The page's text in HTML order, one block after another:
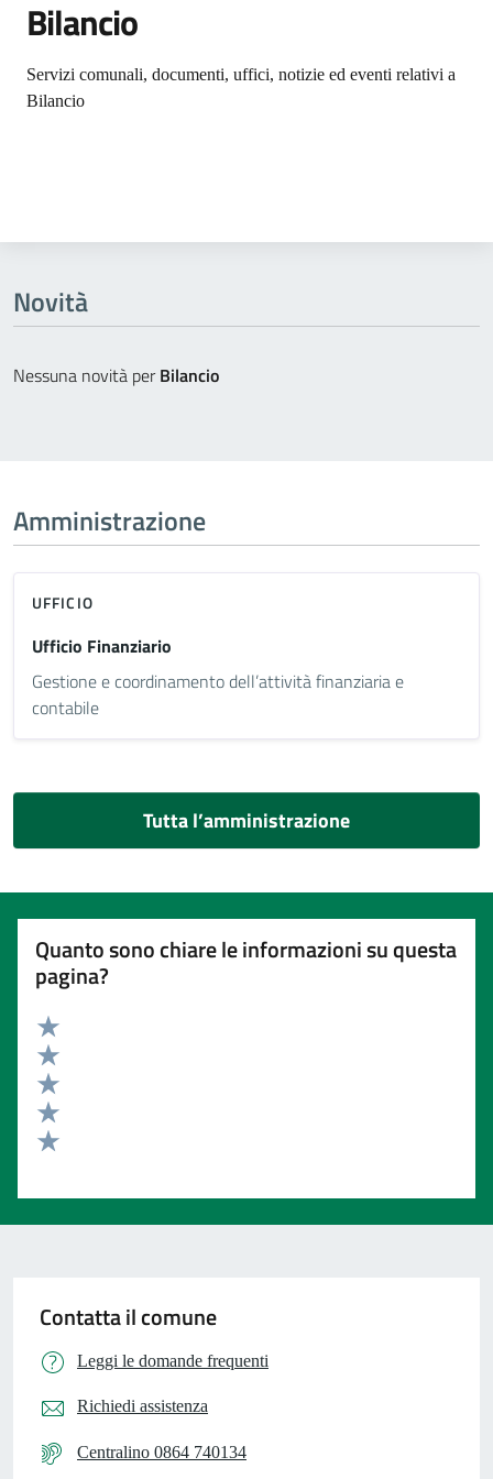
Bilancio
Dettagli dell'argomento
Servizi comunali, documenti, uffici, notizie ed eventi relativi a
Bilancio
Novità
Nessuna novità perBilancio
Amministrazione
UFFICIO
Ufficio Finanziario
Gestione e coordinamento dell’attività finanziaria e
contabile
Tutta l’amministrazione
Quanto sono chiare le informazioni su questa
pagina?
Valuta 5 stelle su 5
Valuta 4 stelle su 5
Valuta 3 stelle su 5
Valuta 2 stelle su 5
Contatta il comune
Leggi le domande frequenti
Richiedi assistenza
Centralino 0864 740134